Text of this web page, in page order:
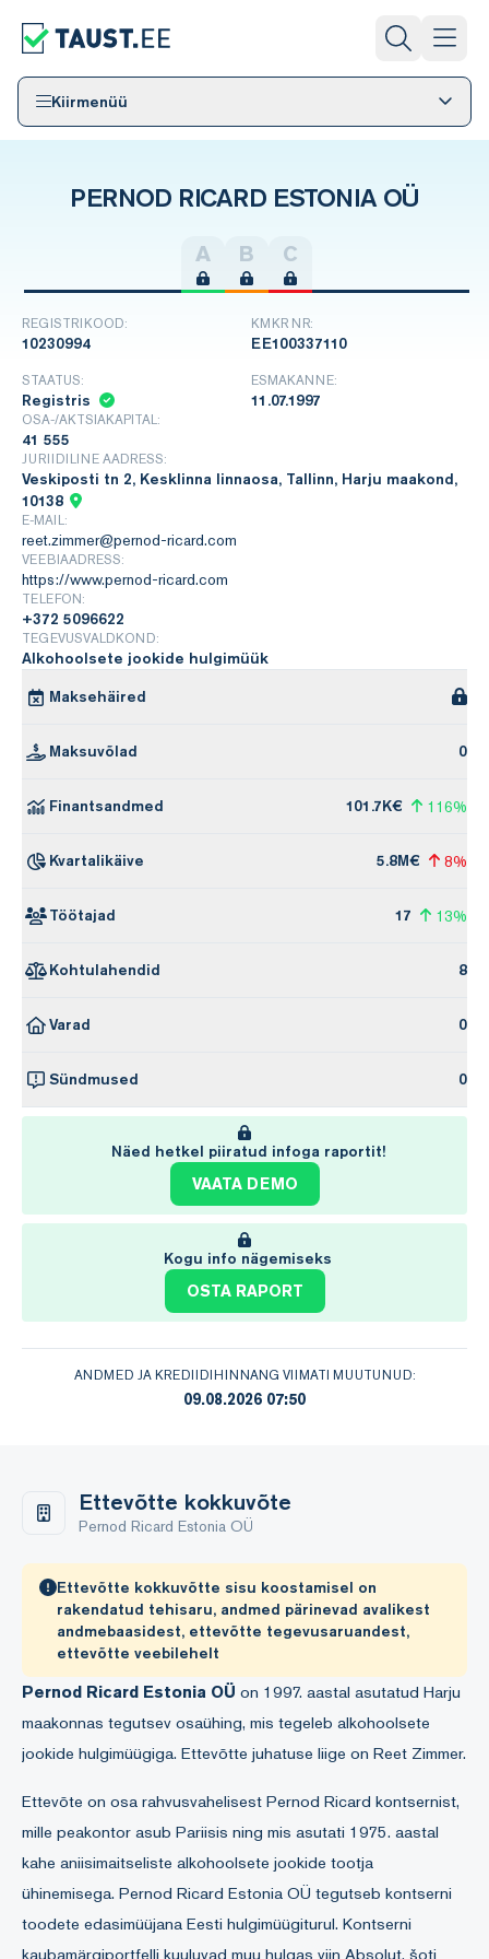
Kiirmenüü
PERNOD RICARD ESTONIA OÜ
A B C
REGISTRIKOOD:
10230994
KMKR NR:
EE100337110
STAATUS:
Registris
ESMAKANNE:
11.07.1997
OSA-/AKTSIAKAPITAL:
41 555
JURIIDILINE AADRESS:
Veskiposti tn 2, Kesklinna linnaosa, Tallinn, Harju maakond,
10138
E-MAIL:
reet.zimmer@pernod-ricard.com
VEEBIAADRESS:
https://www.pernod-ricard.com
TELEFON:
+372 5096622
TEGEVUSVALDKOND:
Alkohoolsete jookide hulgimüük
Maksehäired
Maksuvõlad 0
Finantsandmed 101.7K€ 116%
Kvartalikäive 5.8M€ 8%
Töötajad 17 13%
Kohtulahendid 8
Varad 0
Sündmused 0
Näed hetkel piiratud infoga raportit!
VAATA DEMO
Kogu info nägemiseks
OSTA RAPORT
ANDMED JA KREDIIDIHINNANG VIIMATI MUUTUNUD:
09.08.2026 07:50
Ettevõtte kokkuvõte
Pernod Ricard Estonia OÜ
Ettevõtte kokkuvõtte sisu koostamisel on
rakendatud tehisaru, andmed pärinevad avalikest
andmebaasidest, ettevõtte tegevusaruandest,
ettevõtte veebilehelt
Pernod Ricard Estonia OÜ on 1997. aastal asutatud Harju
maakonnas tegutsev osaühing, mis tegeleb alkohoolsete
jookide hulgimüügiga. Ettevõtte juhatuse liige on Reet Zimmer.
Ettevõte on osa rahvusvahelisest Pernod Ricard kontsernist,
mille peakontor asub Pariisis ning mis asutati 1975. aastal
kahe aniisimaitseliste alkohoolsete jookide tootja
ühinemisega. Pernod Ricard Estonia OÜ tegutseb kontserni
toodete edasimüüjana Eesti hulgimüügiturul. Kontserni
kaubamärgiportfelli kuuluvad muu hulgas viin Absolut, šoti